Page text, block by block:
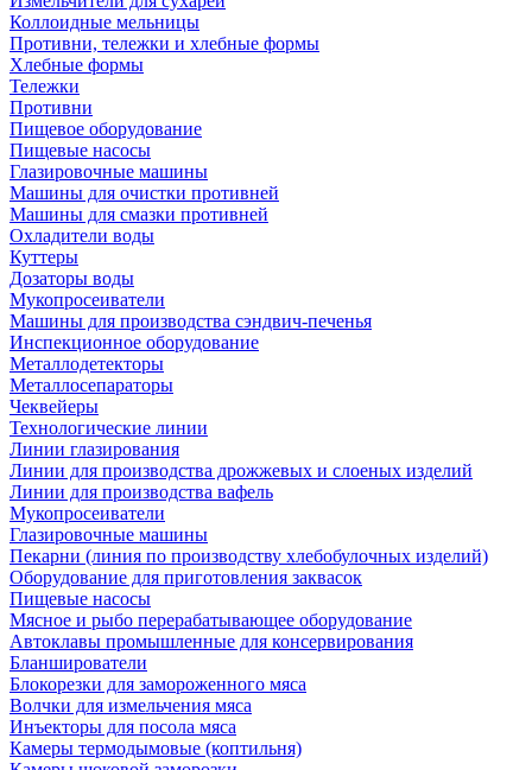
Коллоидные мельницы
Противни, тележки и хлебные формы
Хлебные формы
Тележки
Противни
Пищевое оборудование
Пищевые насосы
Глазировочные машины
Машины для очистки противней
Машины для смазки противней
Охладители воды
Куттеры
Дозаторы воды
Мукопросеиватели
Машины для производства сэндвич-печенья
Инспекционное оборудование
Металлодетекторы
Металлосепараторы
Чеквейеры
Технологические линии
Линии глазирования
Линии для производства дрожжевых и слоеных изделий
Линии для производства вафель
Мукопросеиватели
Глазировочные машины
Пекарни (линия по производству хлебобулочных изделий)
Оборудование для приготовления заквасок
Пищевые насосы
Мясное и рыбо перерабатывающее оборудование
Автоклавы промышленные для консервирования
Бланширователи
Блокорезки для замороженного мяса
Волчки для измельчения мяса
Инъекторы для посола мяса
Камеры термодымовые (коптильня)